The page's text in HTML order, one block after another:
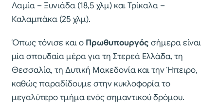
Λαμία – Ξυνιάδα (18,5 χλμ) και Τρίκαλα –
Καλαμπάκα (25 χλμ).
Όπως τόνισε και ο Πρωθυπουργός σήμερα είναι
μία σπουδαία μέρα για τη Στερεά Ελλάδα, τη
Θεσσαλία, τη Δυτική Μακεδονία και την Ήπειρο,
καθώς παραδίδουμε στην κυκλοφορία το
μεγαλύτερο τμήμα ενός σημαντικού δρόμου.